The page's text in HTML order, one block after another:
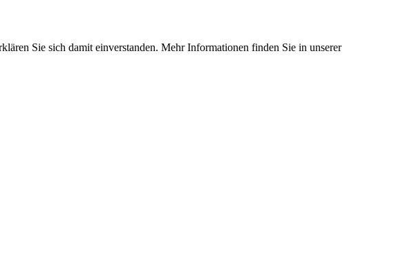
Sie sich damit einverstanden. Mehr Informationen finden Sie in unserer